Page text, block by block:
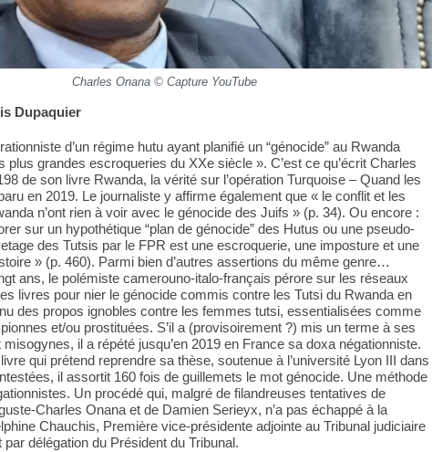
Charles Onana © Capture YouTube
Dupaquier
d’un régime hutu ayant planifié un “génocide” au Rwanda
plus grandes escroqueries du XXe siècle ». C’est ce qu’écrit Charles
de son livre Rwanda, la vérité sur l’opération Turquoise – Quand les
en 2019. Le journaliste y affirme également que « le conflit et les
n’ont rien à voir avec le génocide des Juifs » (p. 34). Ou encore :
sur un hypothétique “plan de génocide” des Hutus ou une pseudo-
des Tutsis par le FPR est une escroquerie, une imposture et une
» (p. 460). Parmi bien d’autres assertions du même genre…
ans, le polémiste camerouno-italo-français pérore sur les réseaux
livres pour nier le génocide commis contre les Tutsi du Rwanda en
des propos ignobles contre les femmes tutsi, essentialisées comme
et/ou prostituées. S’il a (provisoirement ?) mis un terme à ses
il a répété jusqu’en 2019 en France sa doxa négationniste.
qui prétend reprendre sa thèse, soutenue à l’université Lyon III dans
il assortit 160 fois de guillemets le mot génocide. Une méthode
Un procédé qui, malgré de filandreuses tentatives de
Charles Onana et de Damien Serieyx, n’a pas échappé à la
Chauchis, Première vice-présidente adjointe au Tribunal judiciaire
délégation du Président du Tribunal.